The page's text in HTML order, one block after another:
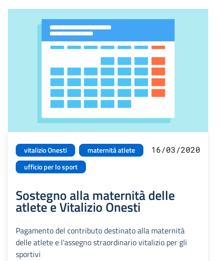
vitalizio Onesti
maternità atlete
ufficio per lo sport
16/03/2020
Sostegno alla maternità delle
atlete e Vitalizio Onesti
Pagamento del contributo destinato alla maternità
delle atlete e l'assegno straordinario vitalizio per gli
sportivi